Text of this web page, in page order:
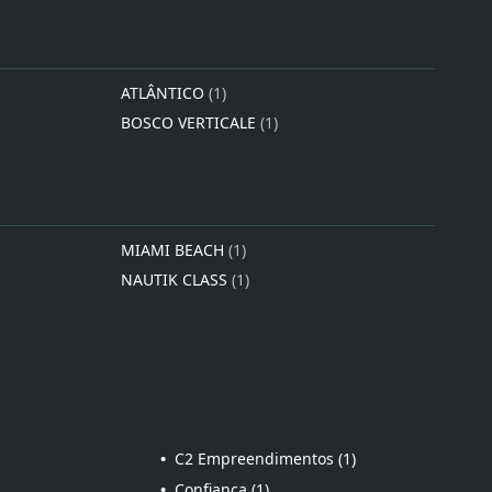
ATLÂNTICO (1)
BOSCO VERTICALE (1)
MIAMI BEACH (1)
NAUTIK CLASS (1)
• C2 Empreendimentos (1)